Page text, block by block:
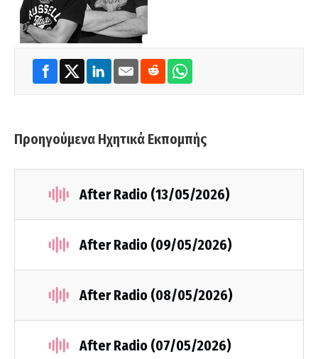
Προηγούμενα Ηχητικά Εκπομπής
After Radio (13/05/2026)
After Radio (09/05/2026)
After Radio (08/05/2026)
After Radio (07/05/2026)